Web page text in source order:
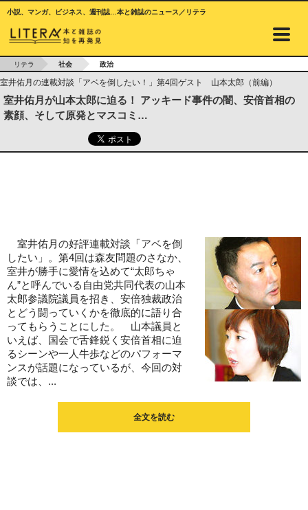
小説、マンガ、ビジネス、週刊誌…本と雑誌のニュース／リテラ
リテラ 社会 政治
室井佑月の連載対談「アベを倒したい！」第4回ゲスト 山本太郎（前編）
室井佑月が山本太郎に迫る！ アッキード事件の闇、安倍首相の
素顔、そして原発とマスコミ…
室井佑月の好評連載対談「アベを倒
したい」。第4回は森友問題のさなか、
室井が勝手に愛情を込めて“太郎ちゃ
ん”と呼んでいる自由党共同代表の山本
太郎参議院議員を招き、安倍独裁政治
とどう闘っていくかを徹底的に語り合
ってもらうことにした。 山本議員と
いえば、国会で舌鋒鋭く安倍首相に迫
るシーンや一人牛歩などのパフォーマ
ンスが話題になっているが、今回の対
談では、...
全文を読む